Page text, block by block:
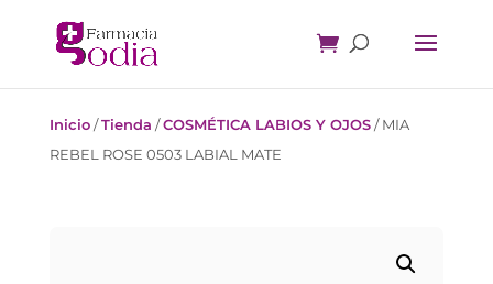
Inicio/Tienda /COSMÉTICA LABIOS Y OJOS/MIA
REBEL ROSE 0503 LABIAL MATE